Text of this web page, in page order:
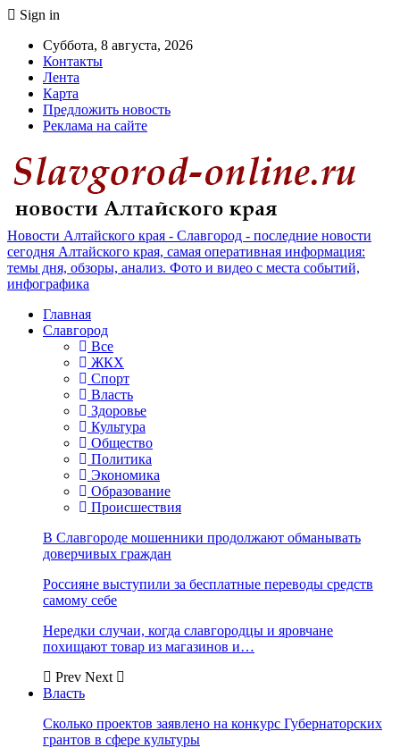
Sign in
Суббота, 8 августа, 2026
Контакты
Лента
Карта
Предложить новость
Реклама на сайте
Новости Алтайского края - Славгород - последние новости
сегодня Алтайского края, самая оперативная информация:
темы дня, обзоры, анализ. Фото и видео с места событий,
инфографика
Главная
Славгород
Все
ЖКХ
Спорт
Власть
Здоровье
Культура
Общество
Политика
Экономика
Образование
Происшествия
В Славгороде мошенники продолжают обманывать
доверчивых граждан
Россияне выступили за бесплатные переводы средств
самому себе
Нередки случаи, когда славгородцы и яровчане
похищают товар из магазинов и…
Prev Next
Власть
Сколько проектов заявлено на конкурс Губернаторских
грантов в сфере культуры